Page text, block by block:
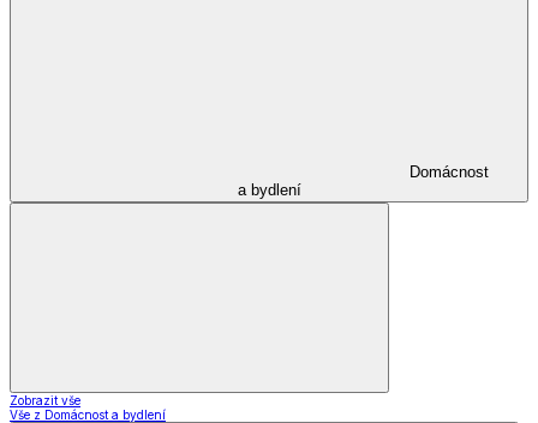
Domácnost
a bydlení
Zobrazit vše
Vše z Domácnost a bydlení